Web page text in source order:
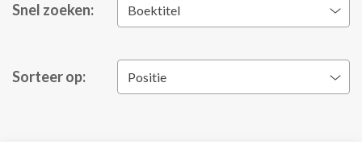
Snel zoeken: Boektitel
Sorteer op: Positie